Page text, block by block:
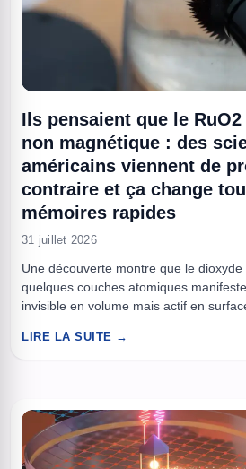
Ils pensaient que le
non magnétique : des
américains viennent de
contraire et ça change
mémoires rapides
31 juillet 2026
Une découverte montre que le
quelques couches atomiques
invisible en volume mais actif en
densifier la mémoire informatique
LIRE LA SUITE →